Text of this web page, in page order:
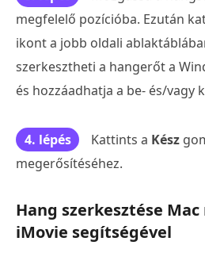
megfelelő pozícióba. Ezután
ikont a jobb oldali
szerkesztheti a hangerőt a
és hozzáadhatja a be- és/vagy
4. lépés Kattints a Kész
megerősítéséhez.
Hang szerkesztése
iMovie segítségével